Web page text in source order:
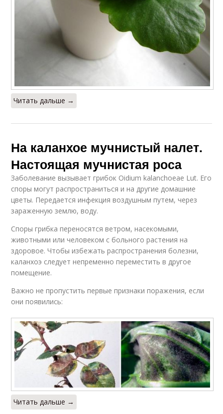
Читать дальше →
На каланхое мучнистый налет.
Настоящая мучнистая роса
Заболевание вызывает грибок Oidium kalanchoeae Lut. Его
споры могут распространиться и на другие домашние
цветы. Передается инфекция воздушным путем, через
зараженную землю, воду.
Споры грибка переносятся ветром, насекомыми,
животными или человеком с больного растения на
здоровое. Чтобы избежать распространения болезни,
каланхоэ следует непременно переместить в другое
помещение.
Важно не пропустить первые признаки поражения, если
они появились:
Читать дальше →